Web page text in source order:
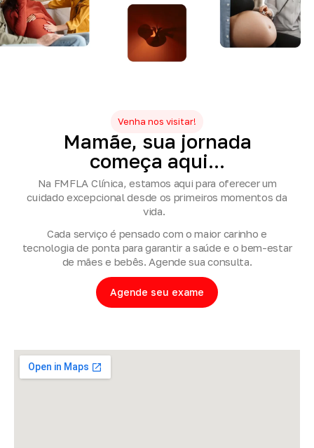
Venha nos visitar!
Mamãe, sua jornada
começa aqui...
Na FMFLA Clínica, estamos aqui para oferecer um
cuidado excepcional desde os primeiros momentos da
vida.
Cada serviço é pensado com o maior carinho e
tecnologia de ponta para garantir a saúde e o bem-estar
de mães e bebês. Agende sua consulta.
Agende seu exame